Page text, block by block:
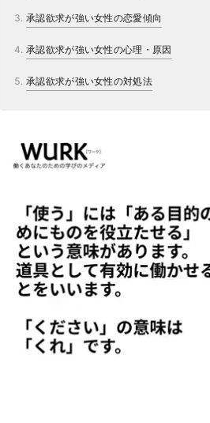
承認欲求が強い女性の恋愛傾向
承認欲求が強い女性の心理・原因
承認欲求が強い女性の対処法